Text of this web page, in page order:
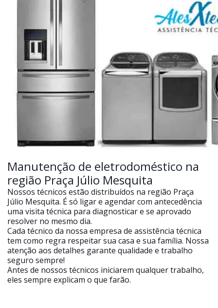
Manutenção de eletrodoméstico na
região Praça Júlio Mesquita
Nossos técnicos estão distribuídos na região Praça
Júlio Mesquita. É só ligar e agendar com antecedência
uma visita técnica para diagnosticar e se aprovado
resolver no mesmo dia.
Cada técnico da nossa empresa de assistência técnica
tem como regra respeitar sua casa e sua família. Nossa
atenção aos detalhes garante qualidade e trabalho
seguro sempre!
Antes de nossos técnicos iniciarem qualquer trabalho,
eles sempre explicam o que farão.